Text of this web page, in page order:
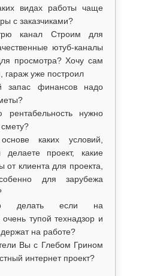
видах работы чаще
с заказчиками?
канал Строим для
ютуб-каналы
просмотра? Хочу сам
гараж уже построил
запас финансов надо
рентабельность нужно
каких условий,
делаете проект, какие
от клиента для проекта,
для зарубежа
делать если на
очень тупой технадзор и
на работе?
Вы с Глебом Грином
интернет проект?